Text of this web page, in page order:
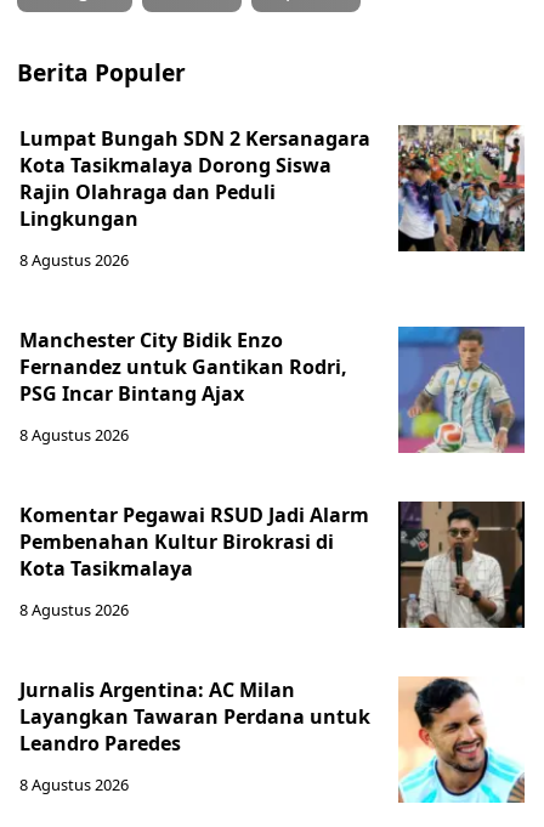
Berita Populer
Lumpat Bungah SDN 2 Kersanagara
Kota Tasikmalaya Dorong Siswa
Rajin Olahraga dan Peduli
Lingkungan
8 Agustus 2026
Manchester City Bidik Enzo
Fernandez untuk Gantikan Rodri,
PSG Incar Bintang Ajax
8 Agustus 2026
Komentar Pegawai RSUD Jadi Alarm
Pembenahan Kultur Birokrasi di
Kota Tasikmalaya
8 Agustus 2026
Jurnalis Argentina: AC Milan
Layangkan Tawaran Perdana untuk
Leandro Paredes
8 Agustus 2026